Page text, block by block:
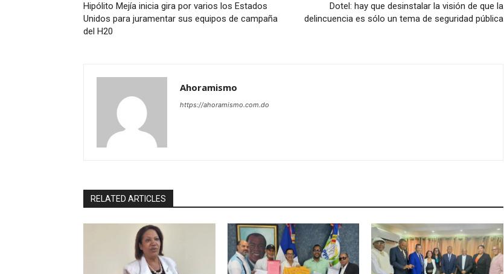
Hipólito Mejía inicia gira por varios los Estados
Unidos para juramentar sus equipos de campaña
del H20
Dotel: hay que desinstalar la visión de que la
delincuencia es sólo un tema de seguridad pública
Ahoramismo
https://ahoramismo.com.do
RELATED ARTICLES